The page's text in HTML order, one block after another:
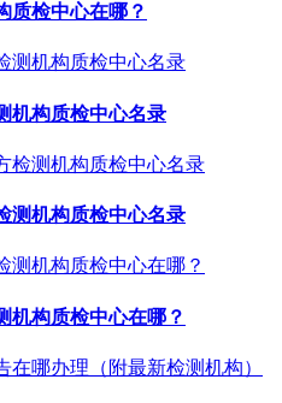
质检中心在哪？
机构质检中心名录
测机构质检中心名录
机构质检中心在哪？